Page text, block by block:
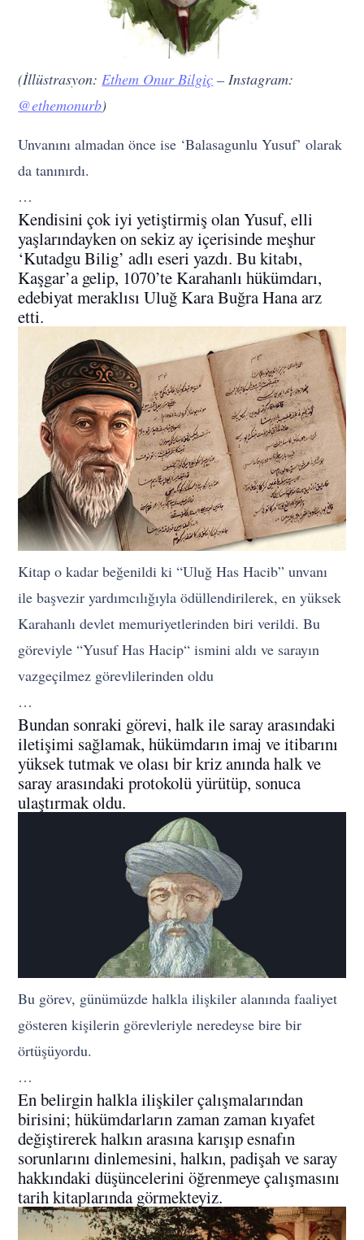
(İllüstrasyon:Ethem Onur Bilgiç – Instagram:
@ethemonurb)
Unvanını almadan önce ise ‘Balasagunlu Yusuf’ olarak
da tanınırdı.
…
Kendisini çok iyi yetiştirmiş olan Yusuf, elli
yaşlarındayken on sekiz ay içerisinde meşhur
‘Kutadgu Bilig’ adlı eseri yazdı. Bu kitabı,
Kaşgar’a gelip, 1070’te Karahanlı hükümdarı,
edebiyat meraklısı Uluğ Kara Buğra Hana arz
etti.
Kitap o kadar beğenildi ki “Uluğ Has Hacib” unvanı
ile başvezir yardımcılığıyla ödüllendirilerek, en yüksek
Karahanlı devlet memuriyetlerinden biri verildi. Bu
göreviyle “Yusuf Has Hacip“ ismini aldı ve sarayın
vazgeçilmez görevlilerinden oldu
…
Bundan sonraki görevi, halk ile saray arasındaki
iletişimi sağlamak, hükümdarın imaj ve itibarını
yüksek tutmak ve olası bir kriz anında halk ve
saray arasındaki protokolü yürütüp, sonuca
ulaştırmak oldu.
Bu görev, günümüzde halkla ilişkiler alanında faaliyet
gösteren kişilerin görevleriyle neredeyse bire bir
örtüşüyordu.
…
En belirgin halkla ilişkiler çalışmalarından
birisini; hükümdarların zaman zaman kıyafet
değiştirerek halkın arasına karışıp esnafın
sorunlarını dinlemesini, halkın, padişah ve saray
hakkındaki düşüncelerini öğrenmeye çalışmasını
tarih kitaplarında görmekteyiz.